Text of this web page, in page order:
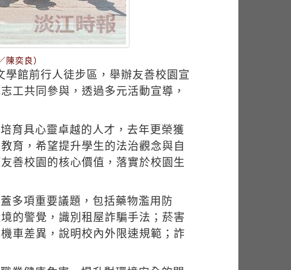
奕良）
學館前行人徒步區，舉辦友善校園宣
工共同參與，透過多元活動宣導，
育具心靈卓越的人才，去年更榮獲
育，希望提升學生的法治觀念與自
善校園的核心價值，落實於校園生
多項重要議題，包括藥物濫用防
的警覺，識別租屋詐騙手法；菸害
車差異，說明校內外限速規範；詐